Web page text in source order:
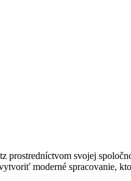
prostredníctvom svojej
moderné spracovanie,